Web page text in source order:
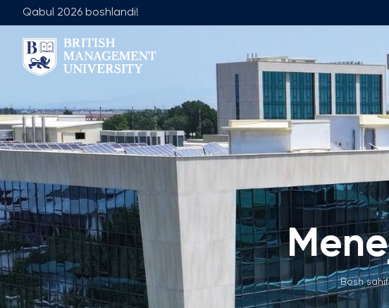
Qabul 2026 boshlandi!
Biz Haqimizda
Rektor Nutqi
Litsenziya va Diplom
Ko'zlangan Natijalar va Maqsadlar
Sanoat Hamkorligi
Karyera Rivojlantirish Markazi
Korporativ Sektor bilan Ishlash
Professional Uyushmalarda Ishirok
Xalqaro Hamkorlik
Jamoa
Yetakchilik Jamoasi
Umumiy Ta'lim Fakulteti
Ilmiy Maslahat Kengashi
Ish O'rinlari
Akademik Ish O'rinlari
Akademik Bo'lmagan Ish
Bosh